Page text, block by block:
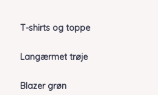
T-shirts og toppe
Langærmet trøje
Blazer grøn